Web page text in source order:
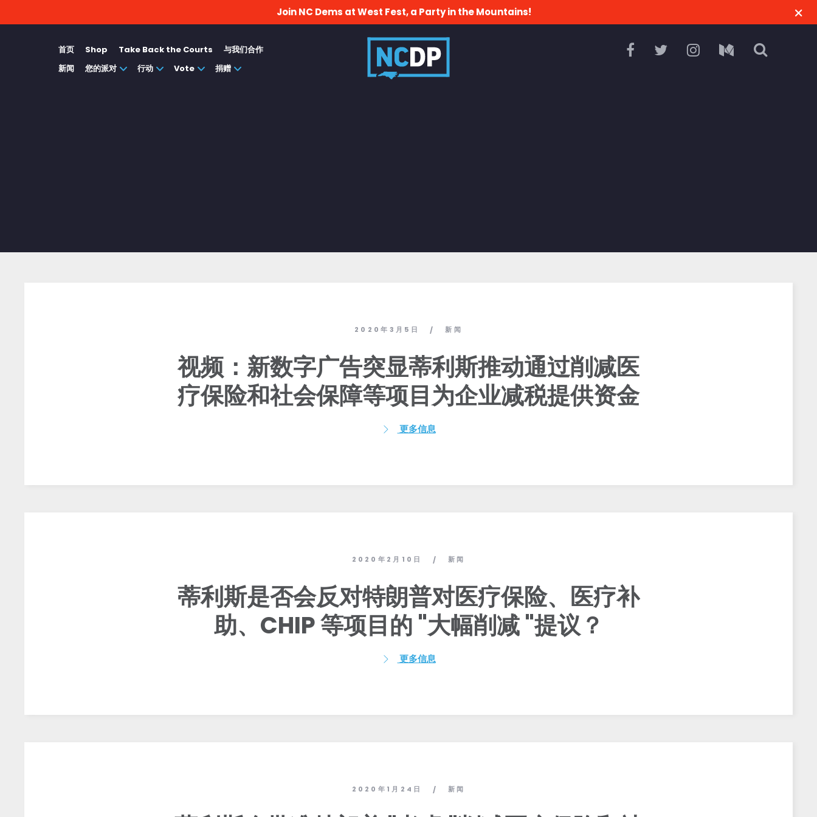
Join NC Dems at West Fest, a Party in the Mountains!
首页 Shop Take Back the Courts
与我们合作
新闻
您的派对 行动 Vote 捐赠
2020年3月5日 / 新闻
视频：新数字广告突显蒂利斯推动通过削减医
疗保险和社会保障等项目为企业减税提供资金
更多信息
2020年2月10日 / 新闻
蒂利斯是否会反对特朗普对医疗保险、医疗补
助、CHIP 等项目的 "大幅削减 "提议？
更多信息
2020年1月24日 / 新闻